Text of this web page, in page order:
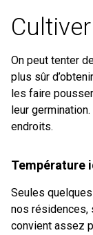
On peut tenter
plus sûr
les faire
leur
endroits.
Température
Seules
nos résidences,
convient assez